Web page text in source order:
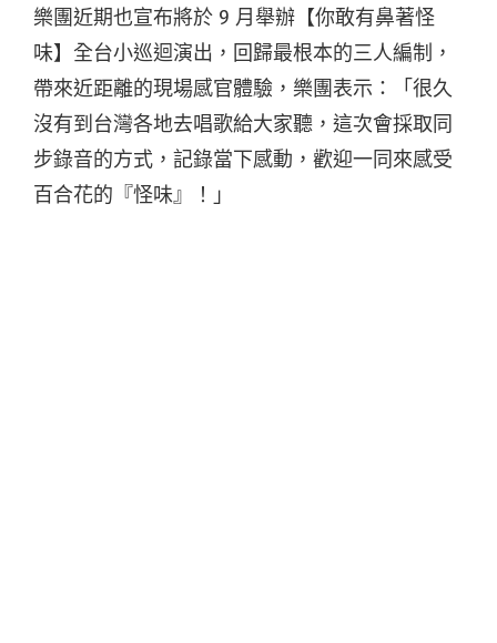
樂團近期也宣布將於 9 月舉辦【你敢有鼻著怪
味】全台小巡迴演出，回歸最根本的三人編制，
帶來近距離的現場感官體驗，樂團表示：「很久
沒有到台灣各地去唱歌給大家聽，這次會採取同
步錄音的方式，記錄當下感動，歡迎一同來感受
百合花的『怪味』！」